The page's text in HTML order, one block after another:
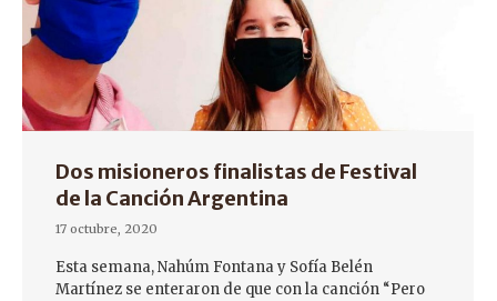
Dos misioneros finalistas de Festival
de la Canción Argentina
17 octubre, 2020
Esta semana, Nahúm Fontana y Sofía Belén
Martínez se enteraron de que con la canción “Pero